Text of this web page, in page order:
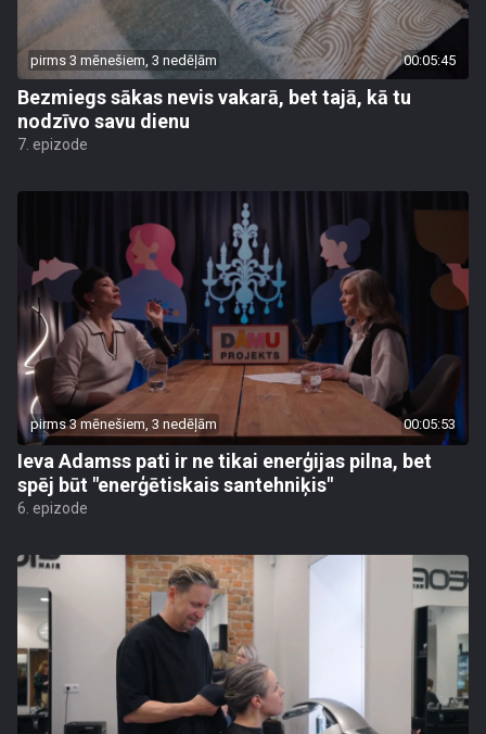
pirms 3 mēnešiem, 3 nedēļām 00:05:45
Bezmiegs sākas nevis vakarā, bet tajā, kā tu
nodzīvo savu dienu
7. epizode
pirms 3 mēnešiem, 3 nedēļām 00:05:53
Ieva Adamss pati ir ne tikai enerģijas pilna, bet
spēj būt "enerģētiskais santehniķis"
6. epizode